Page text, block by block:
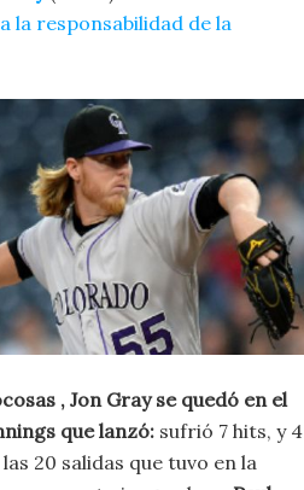
la responsabilidad de la
, Jon Gray se quedó en el
que lanzó: sufrió 7 hits, y 4
20 salidas que tuvo en la